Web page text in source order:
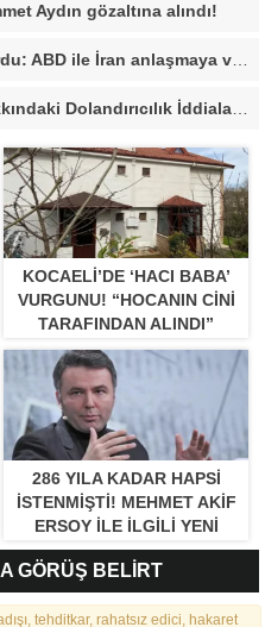
Aydın gözaltına alındı!
Arabulucu ülke Pakistan duyurdu: ABD ile İran anlaşmaya vardı
Ufuk Avcı ve Mustafa Karal Hakkındaki Dolandırıcılık İddiaları Büyüyor
KOCAELI’DE ‘HACI BABA’
VURGUNU! “HOCANIN CINI
TARAFINDAN ALINDI”
286 YILA KADAR HAPSI
ISTENMIŞTI! MEHMET AKIF
ERSOY ILE ILGILI YENI
GELIŞME
GÖRÜŞ BELİRT
tehditkar, rahatsız edici, hakaret